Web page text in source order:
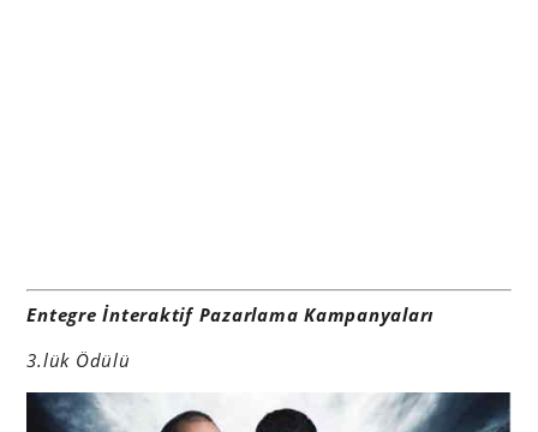
Entegre İnteraktif Pazarlama Kampanyaları
3.lük Ödülü